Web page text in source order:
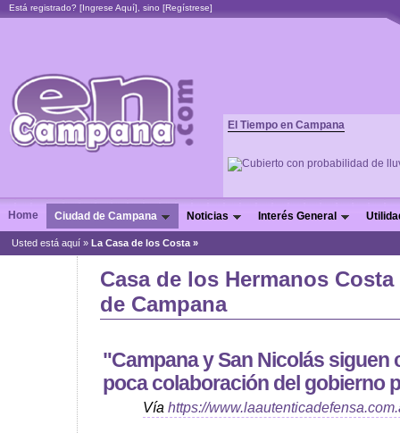
Está registrado? [Ingrese Aquí], sino [Regístrese]
El Tiempo en Campana
Home Ciudad de Campana Noticias Interés General
Usted está aquí » La Casa de los Costa »
Casa de los Hermanos
de Campana
"Campana y San Nicolás siguen
poca colaboración del gobierno
Vía https://